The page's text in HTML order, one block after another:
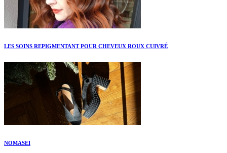
LES SOINS REPIGMENTANT POUR CHEVEUX ROUX CUIVRÉ
NOMASEI